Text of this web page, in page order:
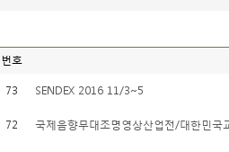
번호
73 SENDEX 2016 11/3~5
72 국제음향무대조명영상산업전/대한민국